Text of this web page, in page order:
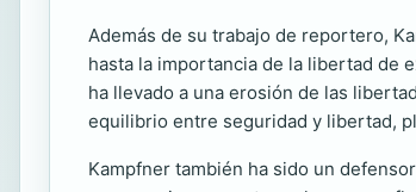
Además de su trabajo de reportero,
hasta la importancia de la libertad de
ha llevado a una erosión de las
equilibrio entre seguridad y libertad,
Kampfner también ha sido un